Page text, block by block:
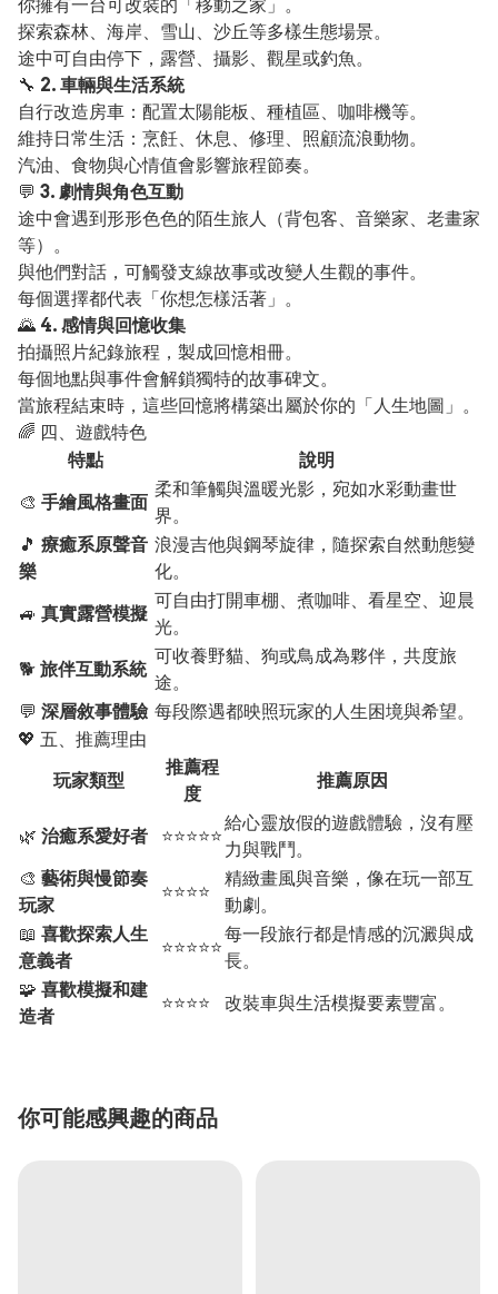
你擁有一台可改裝的「移動之家」。
探索森林、海岸、雪山、沙丘等多樣生態場景。
途中可自由停下，露營、攝影、觀星或釣魚。
🔧 2. 車輛與生活系統
自行改造房車：配置太陽能板、種植區、咖啡機等。
維持日常生活：烹飪、休息、修理、照顧流浪動物。
汽油、食物與心情值會影響旅程節奏。
💬 3. 劇情與角色互動
途中會遇到形形色色的陌生旅人（背包客、音樂家、老畫家
等）。
與他們對話，可觸發支線故事或改變人生觀的事件。
每個選擇都代表「你想怎樣活著」。
🌄 4. 感情與回憶收集
拍攝照片紀錄旅程，製成回憶相冊。
每個地點與事件會解鎖獨特的故事碑文。
當旅程結束時，這些回憶將構築出屬於你的「人生地圖」。
🌈 四、遊戲特色
特點
說明
🎨 手繪風格畫面
柔和筆觸與溫暖光影，宛如水彩動畫世
界。
🎵 療癒系原聲音
樂
浪漫吉他與鋼琴旋律，隨探索自然動態變
化。
🚙 真實露營模擬
可自由打開車棚、煮咖啡、看星空、迎晨
光。
🐕 旅伴互動系統
可收養野貓、狗或鳥成為夥伴，共度旅
途。
💬 深層敘事體驗 每段際遇都映照玩家的人生困境與希望。
💖 五、推薦理由
玩家類型
推薦程
度
推薦原因
🌿 治癒系愛好者 ⭐⭐⭐⭐⭐
給心靈放假的遊戲體驗，沒有壓
力與戰鬥。
🎨 藝術與慢節奏
玩家
⭐⭐⭐⭐
精緻畫風與音樂，像在玩一部互
動劇。
📖 喜歡探索人生
意義者
⭐⭐⭐⭐⭐
每一段旅行都是情感的沉澱與成
長。
🧩 喜歡模擬和建
造者
⭐⭐⭐⭐ 改裝車與生活模擬要素豐富。
你可能感興趣的商品